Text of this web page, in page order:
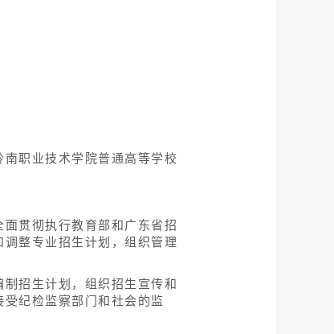
职业技术学院普通高等学校
贯彻执行教育部和广东省招
整专业招生计划，组织管理
招生计划，组织招生宣传和
纪检监察部门和社会的监